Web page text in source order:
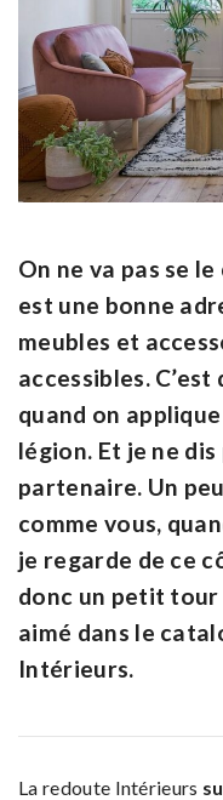
On ne va pas se le
est une bonne
meubles et
accessibles.
quand on
légion. Et je ne dis
partenaire. Un
comme vous,
je regarde de ce
donc un petit tour
aimé dans le
Intérieurs.
La redoute Intérieurs